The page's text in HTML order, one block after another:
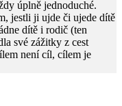
úplně jednoduché.
jestli ji ujde či ujede dítě
dítě i rodič (ten
své zážitky z cest
není cíl, cílem je